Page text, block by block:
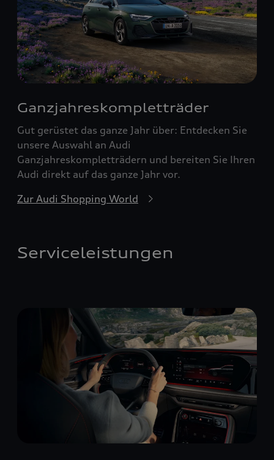
Ganzjahreskompletträder
Gut gerüstet das ganze Jahr über: Entdecken Sie
unsere Auswahl an Audi
Ganzjahreskompletträdern und bereiten Sie Ihren
Audi direkt auf das ganze Jahr vor.
Zur Audi Shopping World
Serviceleistungen